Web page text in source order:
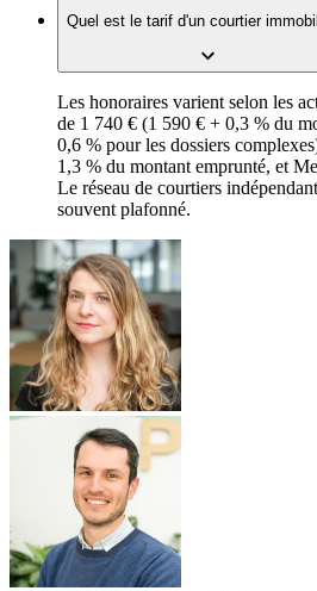
Quel est le tarif d'un courtier
Les honoraires varient selon les
de 1 740 € (1 590 € + 0,3 % du
0,6 % pour les dossiers
1,3 % du montant emprunté, et
Le réseau de courtiers
souvent plafonné.